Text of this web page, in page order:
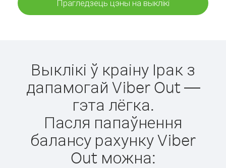
Прагледзець цэны на выклікі
Выклікі ў краіну Ірак з
дапамогай Viber Out —
гэта лёгка.
Пасля папаўнення
балансу рахунку Viber
Out можна: